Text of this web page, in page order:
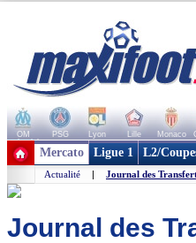
OM PSG Lyon Lille Monaco
+ de clubs
Mercato Ligue 1 L2/
Actualité | Journal des
Journal des